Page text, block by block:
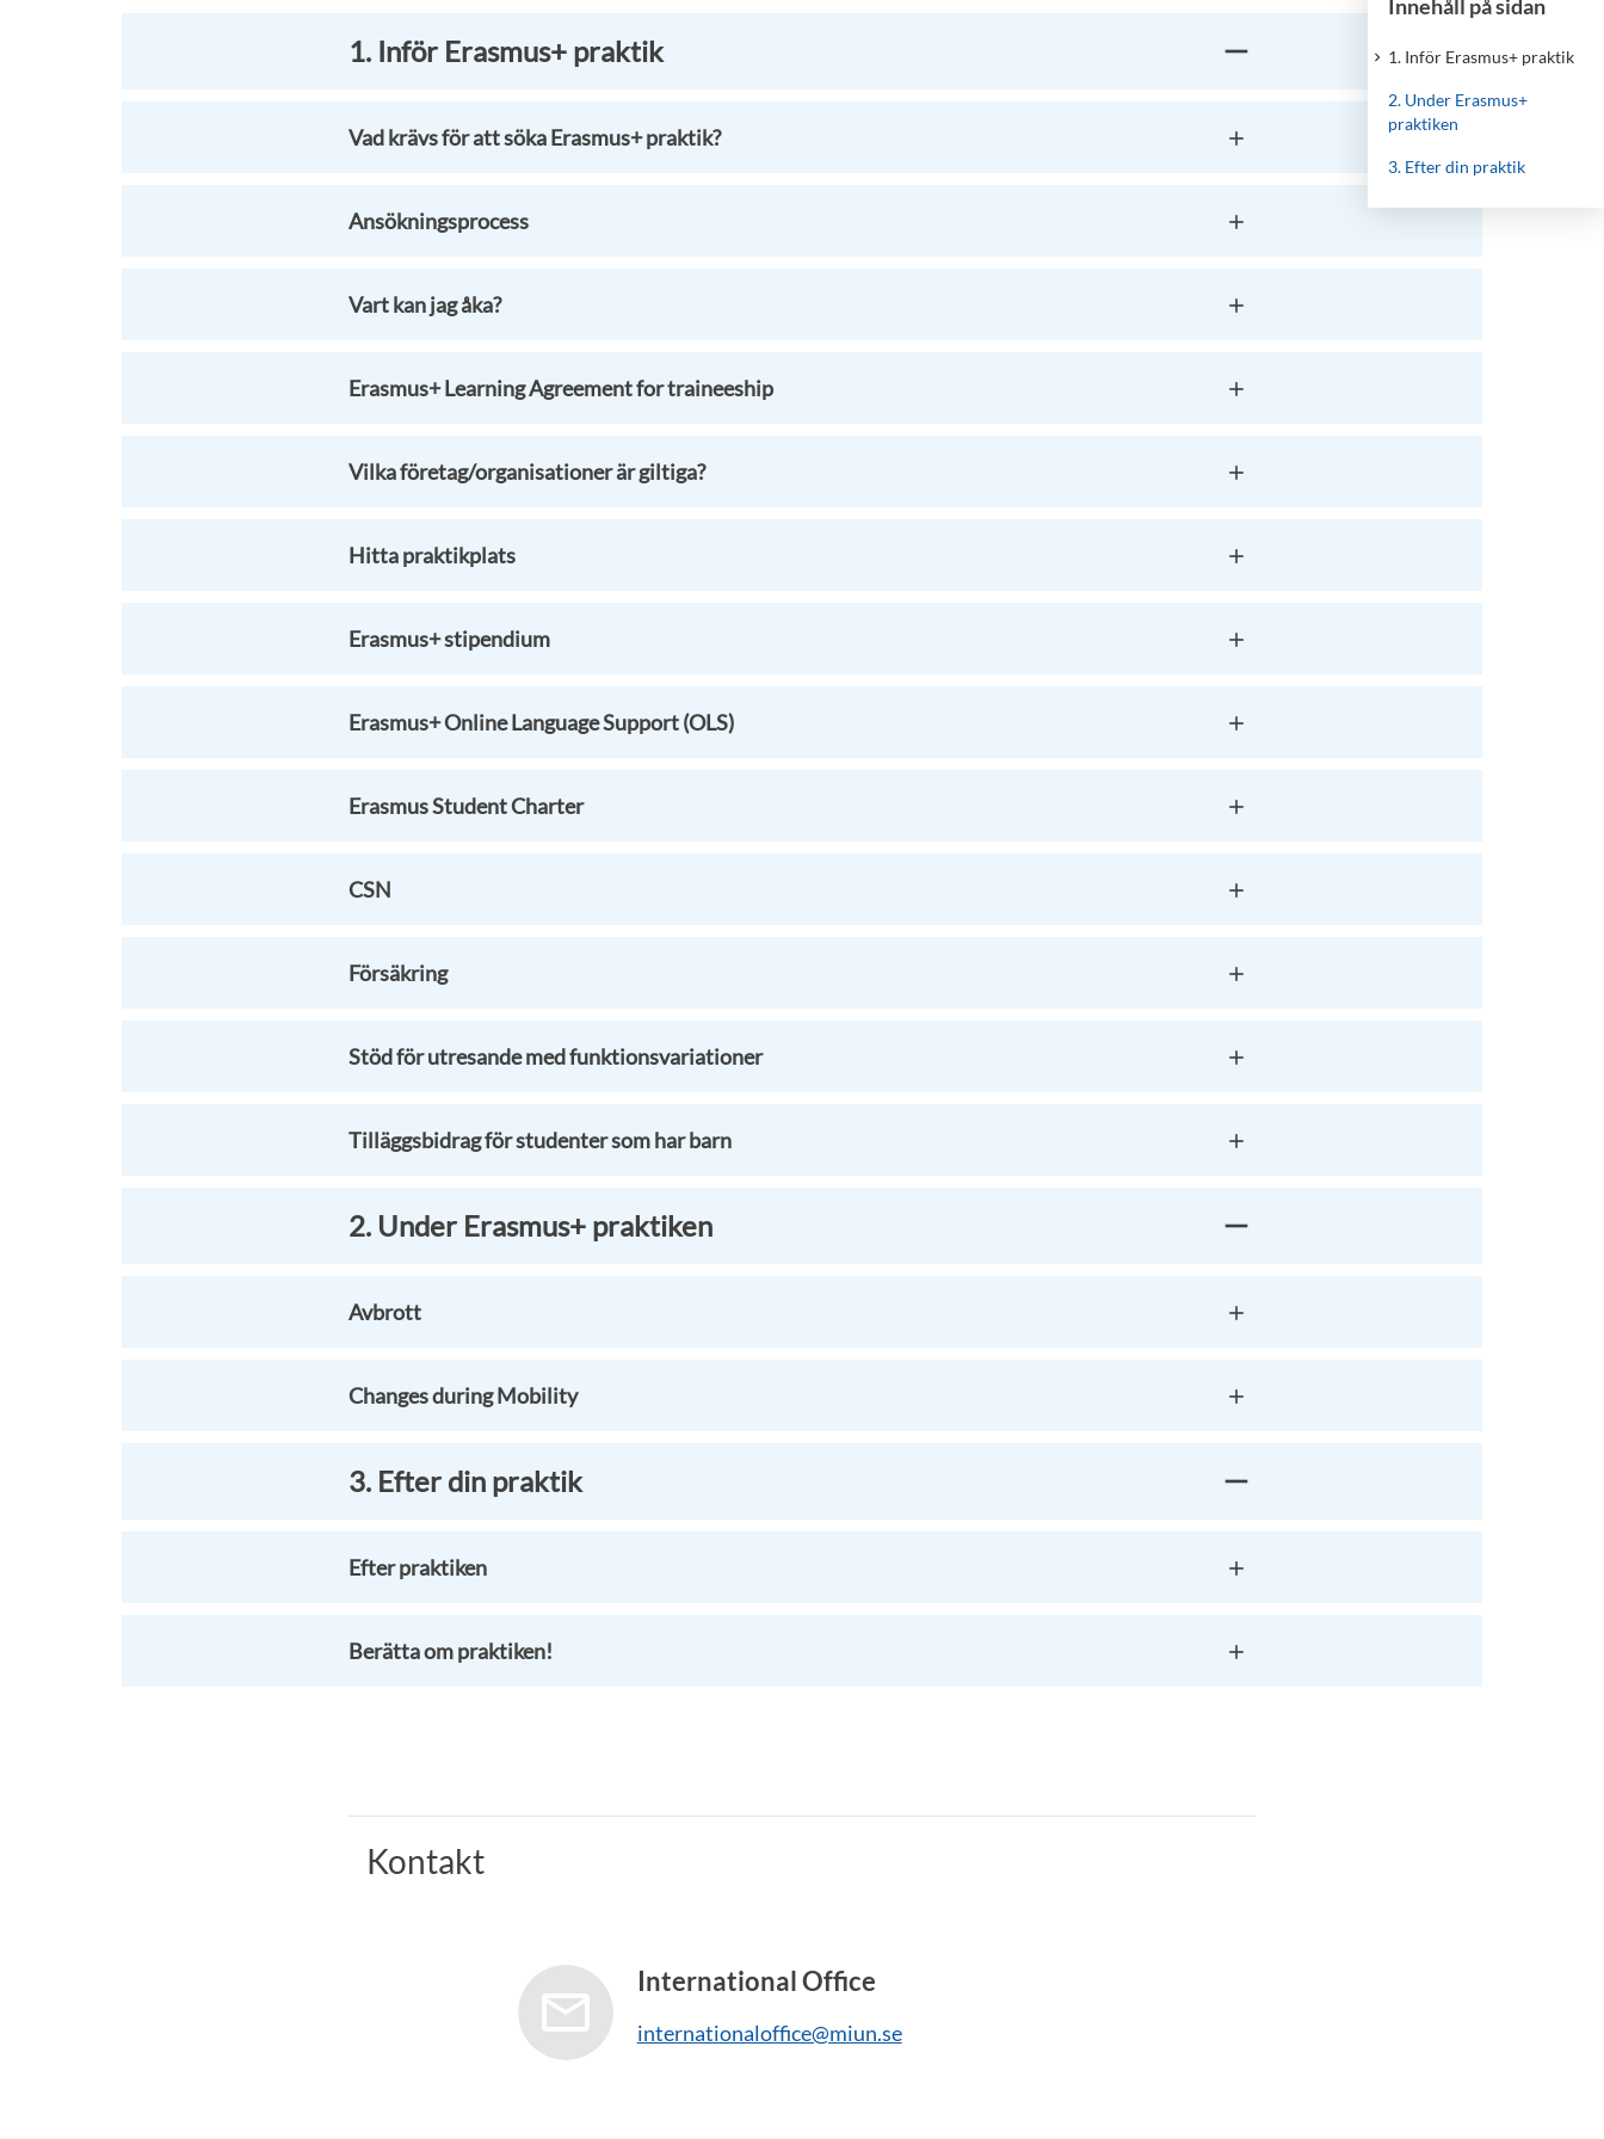
Innehåll på sidan
1. Inför Erasmus+ praktik
2. Under Erasmus+
praktiken
3. Efter din praktik
1. Inför Erasmus+ praktik
Vad krävs för att söka Erasmus+ praktik?
Ansökningsprocess
Vart kan jag åka?
Erasmus+ Learning Agreement for traineeship
Vilka företag/organisationer är giltiga?
Hitta praktikplats
Erasmus+ stipendium
Erasmus+ Online Language Support (OLS)
Erasmus Student Charter
CSN
Försäkring
Stöd för utresande med funktionsvariationer
Tilläggsbidrag för studenter som har barn
2. Under Erasmus+ praktiken
Avbrott
Changes during Mobility
3. Efter din praktik
Efter praktiken
Berätta om praktiken!
Kontakt
International Office
internationaloffice@miun.se